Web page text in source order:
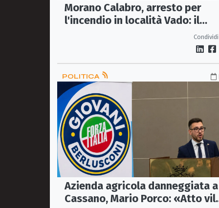
Morano Calabro, arresto per
l'incendio in località Vado: il
POLITICA
Azienda agricola danneggiata a
Cassano, Mario Porco: «Atto